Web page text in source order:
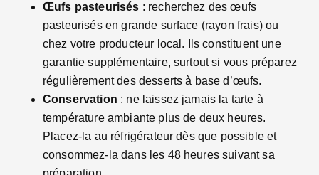
Œufs pasteurisés : recherchez des œufs
pasteurisés en grande surface (rayon frais) ou
chez votre producteur local. Ils constituent une
garantie supplémentaire, surtout si vous préparez
régulièrement des desserts à base d’œufs.
Conservation : ne laissez jamais la tarte à
température ambiante plus de deux heures.
Placez-la au réfrigérateur dès que possible et
consommez-la dans les 48 heures suivant sa